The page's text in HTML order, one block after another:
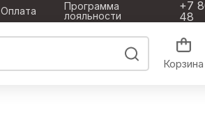
Оплата
Программа
лояльности
+7
48
Корзина